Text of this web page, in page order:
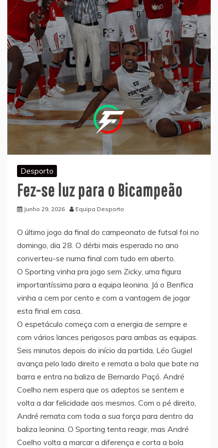
Desporto
Fez-se luz para o Bicampeão
Junho 29, 2026 Equipa Desporto
O último jogo da final do campeonato de futsal foi no
domingo, dia 28. O dérbi mais esperado no ano
converteu-se numa final com tudo em aberto.
O Sporting vinha pra jogo sem Zicky, uma figura
importantíssima para a equipa leonina. Já o Benfica
vinha a cem por cento e com a vantagem de jogar
esta final em casa.
O espetáculo começa com a energia de sempre e
com vários lances perigosos para ambas as equipas.
Seis minutos depois do início da partida, Léo Gugiel
avança pelo lado direito e remata a bola que bate na
barra e entra na baliza de Bernardo Paçó. André
Coelho nem espera que os adeptos se sentem e
volta a dar felicidade aos mesmos. Com o pé direito,
André remata com toda a sua força para dentro da
baliza leonina. O Sporting tenta reagir, mas André
Coelho volta a marcar a diferença e corta a bola